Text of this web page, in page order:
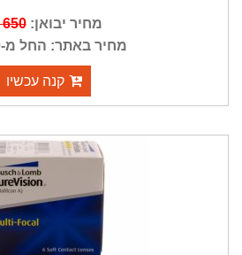
מחיר יבואן:650 ₪
מחיר באתר: החל מ-400 ₪
קנה עכשיו